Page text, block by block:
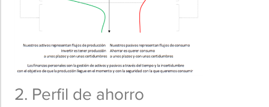
2. Perfil de ahorro